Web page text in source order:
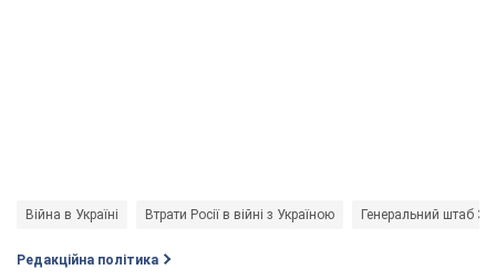
Війна в Україні Втрати Росії в війні з Україною Генеральний штаб
Редакційна політика